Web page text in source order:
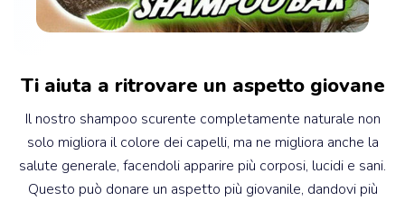
Ti aiuta a ritrovare un aspetto giovane
Il nostro shampoo scurente completamente naturale non
solo migliora il colore dei capelli, ma ne migliora anche la
salute generale, facendoli apparire più corposi, lucidi e sani.
Questo può donare un aspetto più giovanile, dandovi più